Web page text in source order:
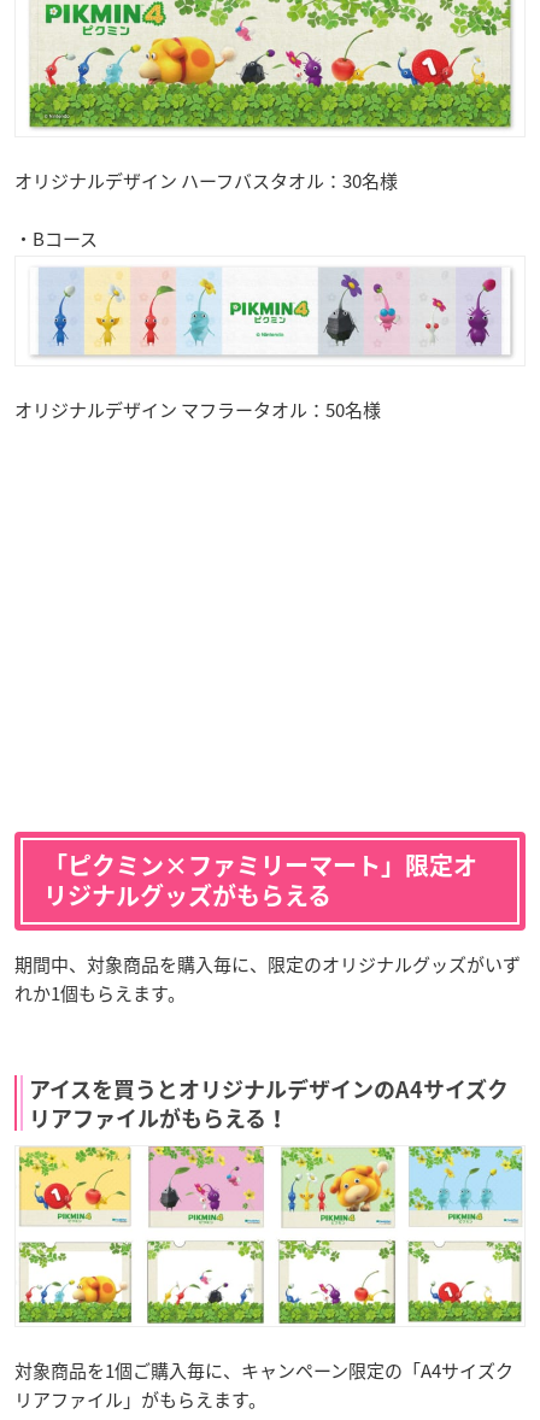
オリジナルデザイン ハーフバスタオル：30名様
・Bコース
オリジナルデザイン マフラータオル：50名様
「ピクミン×ファミリーマート」限定オ
リジナルグッズがもらえる
期間中、対象商品を購入毎に、限定のオリジナルグッズがいず
れか1個もらえます。
アイスを買うとオリジナルデザインのA4サイズク
リアファイルがもらえる！
対象商品を1個ご購入毎に、キャンペーン限定の「A4サイズク
リアファイル」がもらえます。